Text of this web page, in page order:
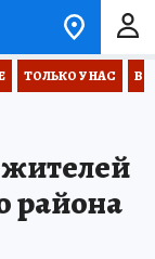
ТОЛЬКО У НАС
жителей
района